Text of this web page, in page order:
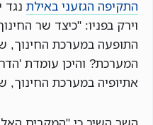
התקיפה הגזעני באילת
וירק בפניו: "כיצד שר
התופעה במערכת החינוך,
המערכת? והיכן עומדת
אתיופיה במערכת החינוך, שהיא 60 מיליון